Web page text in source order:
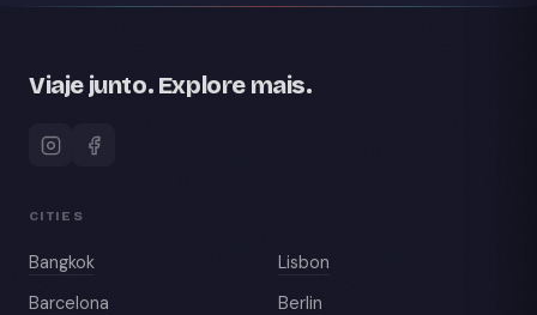
Viaje junto. Explore mais.
CITIES
Bangkok
Lisbon
Barcelona
Berlin